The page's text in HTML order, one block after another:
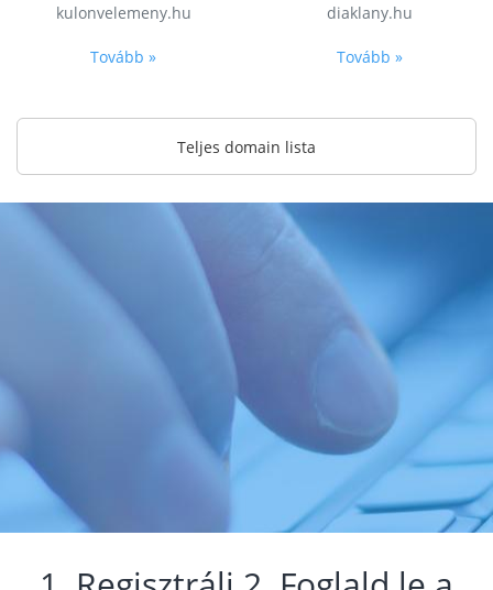
kulonvelemeny.hu
Tovább »
diaklany.hu
Tovább »
Teljes domain lista